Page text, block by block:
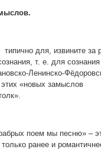
типично для, извините за
т. е. для сознания
Ленинско-
«новых замыслов
поем мы песню» –
ранее и